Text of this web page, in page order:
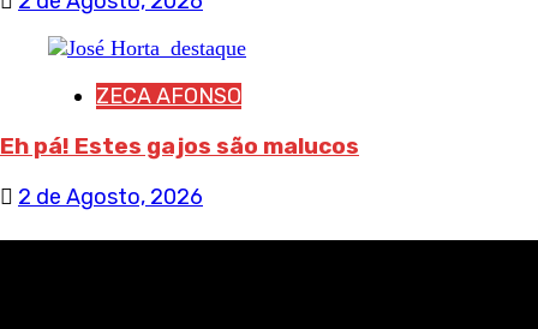
ZECA AFONSO
Eh pá! Estes gajos são malucos
2 de Agosto, 2026